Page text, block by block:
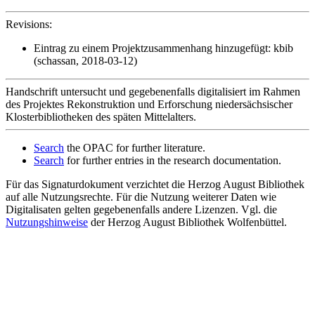
Revisions:
Eintrag zu einem Projektzusammenhang hinzugefügt: kbib
(schassan, 2018-03-12)
Handschrift untersucht und gegebenenfalls digitalisiert im Rahmen
des Projektes Rekonstruktion und Erforschung niedersächsischer
Klosterbibliotheken des späten Mittelalters.
Search the OPAC for further literature.
Search for further entries in the research documentation.
Für das Signaturdokument verzichtet die Herzog August Bibliothek
auf alle Nutzungsrechte. Für die Nutzung weiterer Daten wie
Digitalisaten gelten gegebenenfalls andere Lizenzen. Vgl. die
Nutzungshinweise der Herzog August Bibliothek Wolfenbüttel.